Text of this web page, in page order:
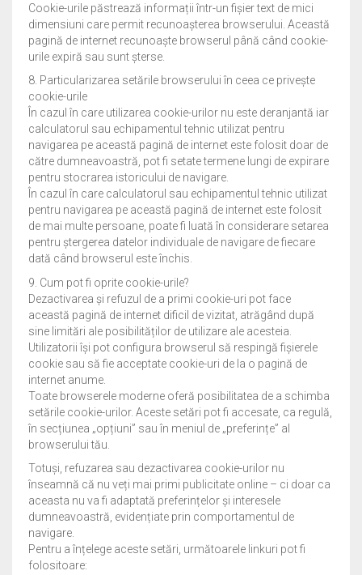
Cookie-urile păstrează informații într-un fișier text de mici
dimensiuni care permit recunoașterea browserului. Această
pagină de internet recunoaște browserul până când cookie-
urile expiră sau sunt șterse.
8. Particularizarea setările browserului în ceea ce privește
cookie-urile
În cazul în care utilizarea cookie-urilor nu este deranjantă iar
calculatorul sau echipamentul tehnic utilizat pentru
navigarea pe această pagină de internet este folosit doar de
către dumneavoastră, pot fi setate termene lungi de expirare
pentru stocrarea istoricului de navigare.
În cazul în care calculatorul sau echipamentul tehnic utilizat
pentru navigarea pe această pagină de internet este folosit
de mai multe persoane, poate fi luată în considerare setarea
pentru ștergerea datelor individuale de navigare de fiecare
dată când browserul este închis.
9. Cum pot fi oprite cookie-urile?
Dezactivarea și refuzul de a primi cookie-uri pot face
această pagină de internet dificil de vizitat, atrăgând după
sine limitări ale posibilităților de utilizare ale acesteia.
Utilizatorii își pot configura browserul să respingă fișierele
cookie sau să fie acceptate cookie-uri de la o pagină de
internet anume.
Toate browserele moderne oferă posibilitatea de a schimba
setările cookie-urilor. Aceste setări pot fi accesate, ca regulă,
în secțiunea „opțiuni” sau în meniul de „preferințe” al
browserului tău.
Totuși, refuzarea sau dezactivarea cookie-urilor nu
înseamnă că nu veți mai primi publicitate online – ci doar ca
aceasta nu va fi adaptată preferințelor și interesele
dumneavoastră, evidențiate prin comportamentul de
navigare.
Pentru a înțelege aceste setări, următoarele linkuri pot fi
folositoare: